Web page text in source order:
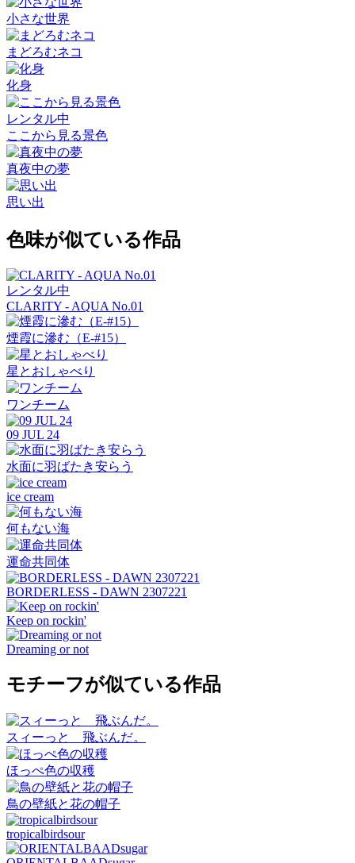
小さな世界
まどろむネコ
化身
レンタル中
ここから見る景色
真夜中の夢
思い出
色味が似ている作品
レンタル中
CLARITY - AQUA No.01
煙霞に滲む（E-#15）
星とおしゃべり
ワンチーム
09 JUL 24
水面に羽ばたき安らう
ice cream
何もない海
運命共同体
BORDERLESS - DAWN 2307221
Keep on rockin'
Dreaming or not
モチーフが似ている作品
スィーっと 飛ぶんだ。
ほっぺ色の収穫
鳥の壁紙と花の帽子
tropicalbirdsour